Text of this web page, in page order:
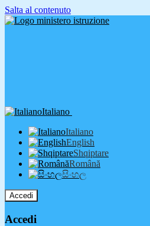
Salta al contenuto
Italiano
Italiano
English
Shqiptare
Română
සිංහල
Accedi
Accedi